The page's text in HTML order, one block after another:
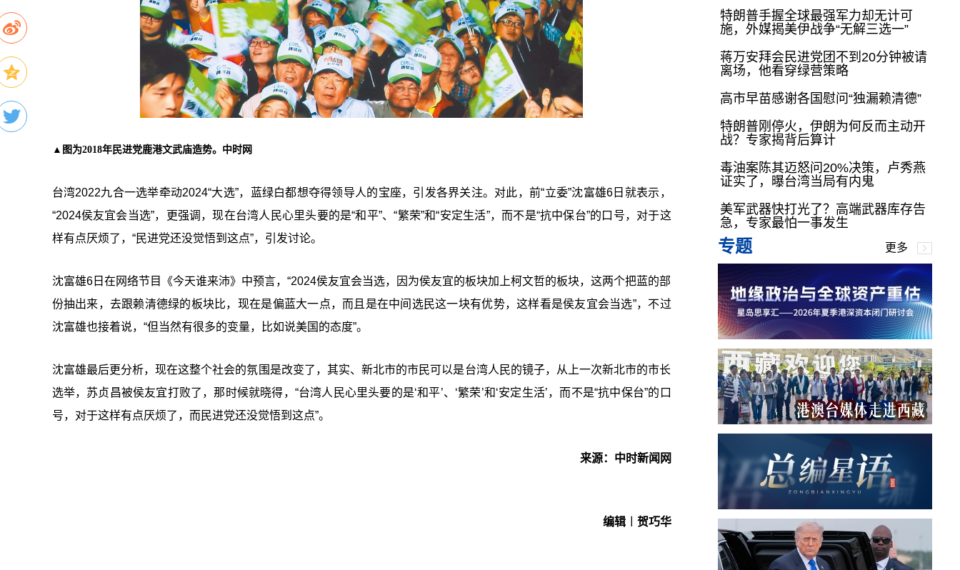
▲图为2018年民进党鹿港文武庙造势。中时网
台湾2022九合一选举牵动2024“大选”，蓝绿白都想夺得领导人的宝座，引发各界关注。对此，前“立委”沈富雄6日就表示，
“2024侯友宜会当选”，更强调，现在台湾人民心里头要的是“和平”、“繁荣”和“安定生活”，而不是“抗中保台”的口号，对于这
样有点厌烦了，“民进党还没觉悟到这点”，引发讨论。
沈富雄6日在网络节目《今天谁来沛》中预言，“2024侯友宜会当选，因为侯友宜的板块加上柯文哲的板块，这两个把蓝的部
份抽出来，去跟赖清德绿的板块比，现在是偏蓝大一点，而且是在中间选民这一块有优势，这样看是侯友宜会当选”，不过
沈富雄也接着说，“但当然有很多的变量，比如说美国的态度”。
沈富雄最后更分析，现在这整个社会的氛围是改变了，其实、新北市的市民可以是台湾人民的镜子，从上一次新北市的市长
选举，苏贞昌被侯友宜打败了，那时候就晓得，“台湾人民心里头要的是‘和平’、‘繁荣’和‘安定生活’，而不是“抗中保台”的口
号，对于这样有点厌烦了，而民进党还没觉悟到这点”。
来源：中时新闻网
编辑︱贺巧华
特朗普手握全球最强军力却无计可
施，外媒揭美伊战争“无解三选一”
蒋万安拜会民进党团不到20分钟被请
离场，他看穿绿营策略
高市早苗感谢各国慰问“独漏赖清德”
特朗普刚停火，伊朗为何反而主动开
战？专家揭背后算计
毒油案陈其迈怒问20%决策，卢秀燕
证实了，曝台湾当局有内鬼
美军武器快打光了？高端武器库存告
急，专家最怕一事发生
专题 更多